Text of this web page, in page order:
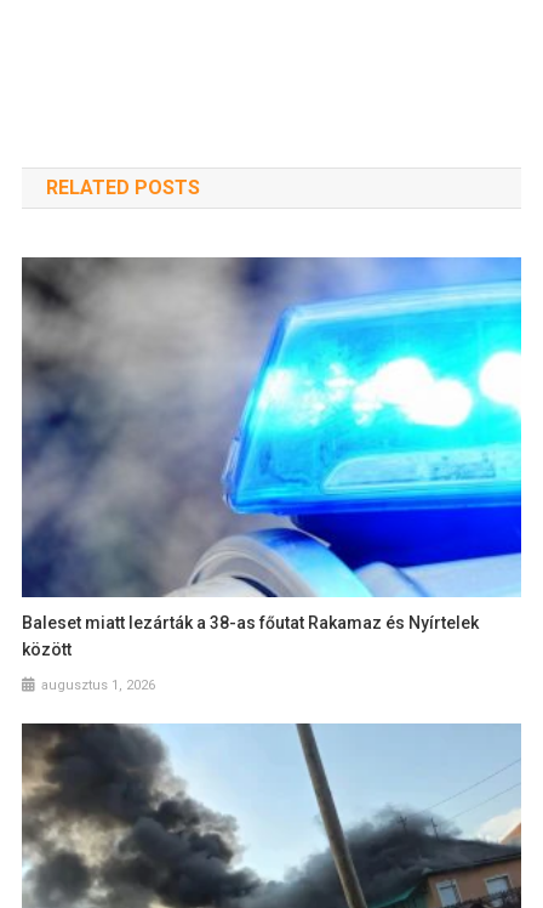
RELATED POSTS
Baleset miatt lezárták a 38-as főutat Rakamaz és Nyírtelek
között
augusztus 1, 2026